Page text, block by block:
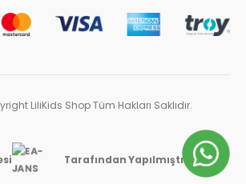
LiliKids Shop Tüm Hakları Saklıdır.
Tarafından Yapılmıştır.